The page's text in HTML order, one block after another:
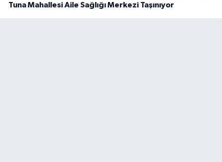
Tuna Mahallesi Aile Sağlığı Merkezi Taşınıyor